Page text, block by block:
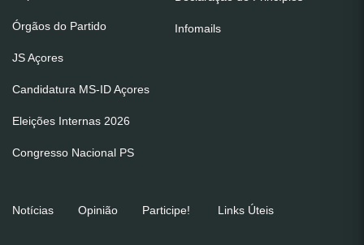
Órgãos do Partido
JS Açores
Candidatura MS-ID Açores
Eleições Internas 2026
Congresso Nacional PS
Infomails
Notícias Opinião Participe! Links Úteis